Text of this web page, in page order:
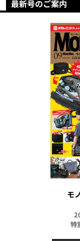
最新号のご案内
モ
特